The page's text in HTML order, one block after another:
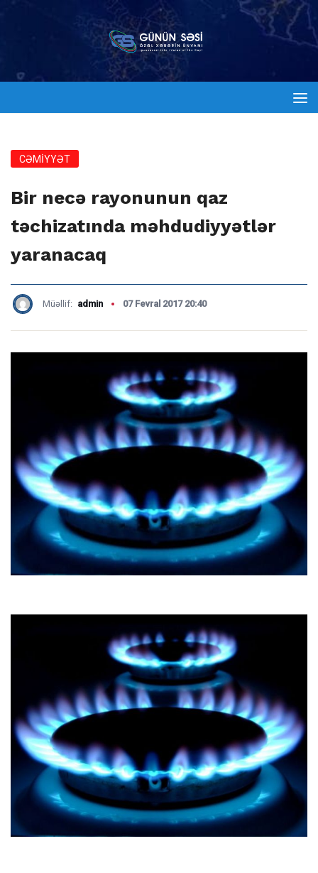
CƏMİYYƏT
Bir necə rayonunun qaz
təchizatında məhdudiyyətlər
yaranacaq
Müəllif: admin 07 Fevral 2017 20:40